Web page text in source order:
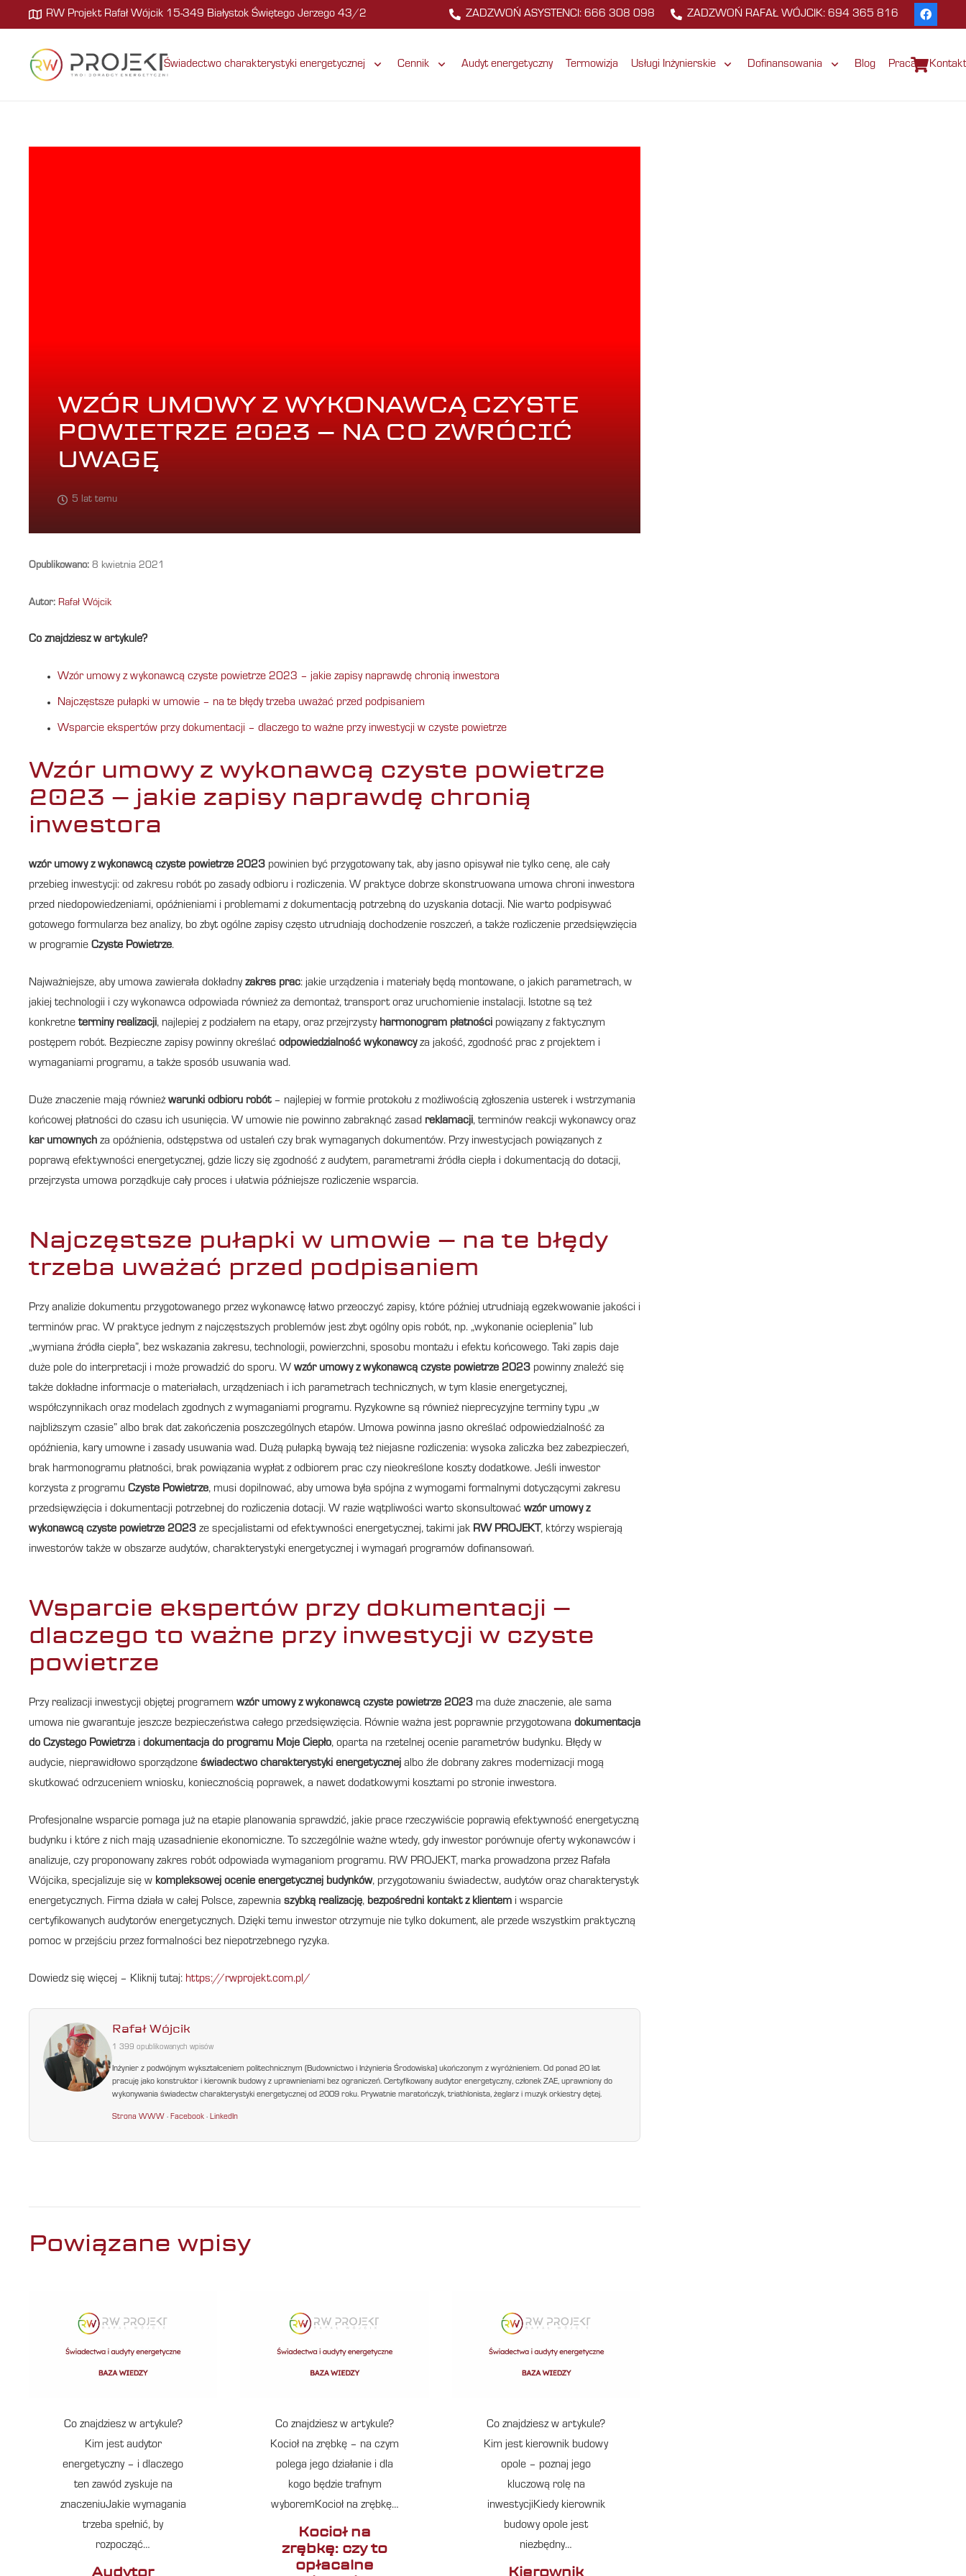
RW Projekt Rafał Wójcik 15-349 Białystok Świętego Jerzego 43/2 ZADZWOŃ ASYSTENCI: 666 308 098 ZADZWOŃ RAFAŁ WÓJCIK: 694 365 816
Świadectwo charakterystyki energetycznej Cennik Audyt energetyczny Termowizja Usługi Inżynierskie Dofinansowania Blog Praca Kontakt
WZÓR UMOWY Z WYKONAWCĄ CZYSTE
POWIETRZE 2023 – NA CO ZWRÓCIĆ
UWAGĘ
5 lat temu
Opublikowano: 8 kwietnia 2021
Autor: Rafał Wójcik
Co znajdziesz w artykule?
Wzór umowy z wykonawcą czyste powietrze 2023 – jakie zapisy naprawdę chronią inwestora
Najczęstsze pułapki w umowie – na te błędy trzeba uważać przed podpisaniem
Wsparcie ekspertów przy dokumentacji – dlaczego to ważne przy inwestycji w czyste powietrze
Wzór umowy z wykonawcą czyste powietrze
2023 – jakie zapisy naprawdę chronią
inwestora
wzór umowy z wykonawcą czyste powietrze 2023 powinien być przygotowany tak, aby jasno opisywał nie tylko cenę, ale cały
przebieg inwestycji: od zakresu robót po zasady odbioru i rozliczenia. W praktyce dobrze skonstruowana umowa chroni inwestora
przed niedopowiedzeniami, opóźnieniami i problemami z dokumentacją potrzebną do uzyskania dotacji. Nie warto podpisywać
gotowego formularza bez analizy, bo zbyt ogólne zapisy często utrudniają dochodzenie roszczeń, a także rozliczenie przedsięwzięcia
w programie Czyste Powietrze.
Najważniejsze, aby umowa zawierała dokładnyzakres prac: jakie urządzenia i materiały będą montowane, o jakich parametrach, w
jakiej technologii i czy wykonawca odpowiada również za demontaż, transport oraz uruchomienie instalacji. Istotne są też
konkretne terminy realizacji, najlepiej z podziałem na etapy, oraz przejrzysty harmonogram płatności powiązany z faktycznym
postępem robót. Bezpieczne zapisy powinny określać odpowiedzialność wykonawcyza jakość, zgodność prac z projektem i
wymaganiami programu, a także sposób usuwania wad.
Duże znaczenie mają również warunki odbioru robót– najlepiej w formie protokołu z możliwością zgłoszenia usterek i wstrzymania
końcowej płatności do czasu ich usunięcia. W umowie nie powinno zabraknąć zasad reklamacji, terminów reakcji wykonawcy oraz
kar umownych za opóźnienia, odstępstwa od ustaleń czy brak wymaganych dokumentów. Przy inwestycjach powiązanych z
poprawą efektywności energetycznej, gdzie liczy się zgodność z audytem, parametrami źródła ciepła i dokumentacją do dotacji,
przejrzysta umowa porządkuje cały proces i ułatwia późniejsze rozliczenie wsparcia.
Najczęstsze pułapki w umowie – na te błędy
trzeba uważać przed podpisaniem
Przy analizie dokumentu przygotowanego przez wykonawcę łatwo przeoczyć zapisy, które później utrudniają egzekwowanie jakości i
terminów prac. W praktyce jednym z najczęstszych problemów jest zbyt ogólny opis robót, np. „wykonanie ocieplenia” lub
„wymiana źródła ciepła”, bez wskazania zakresu, technologii, powierzchni, sposobu montażu i efektu końcowego. Taki zapis daje
duże pole do interpretacji i może prowadzić do sporu. W wzór umowy z wykonawcą czyste powietrze 2023 powinny znaleźć się
także dokładne informacje o materiałach, urządzeniach i ich parametrach technicznych, w tym klasie energetycznej,
współczynnikach oraz modelach zgodnych z wymaganiami programu. Ryzykowne są również nieprecyzyjne terminy typu „w
najbliższym czasie” albo brak dat zakończenia poszczególnych etapów. Umowa powinna jasno określać odpowiedzialność za
opóźnienia, kary umowne i zasady usuwania wad. Dużą pułapką bywają też niejasne rozliczenia: wysoka zaliczka bez zabezpieczeń,
brak harmonogramu płatności, brak powiązania wypłat z odbiorem prac czy nieokreślone koszty dodatkowe. Jeśli inwestor
korzysta z programu Czyste Powietrze, musi dopilnować, aby umowa była spójna z wymogami formalnymi dotyczącymi zakresu
przedsięwzięcia i dokumentacji potrzebnej do rozliczenia dotacji. W razie wątpliwości warto skonsultować wzór umowy z
wykonawcą czyste powietrze 2023 ze specjalistami od efektywności energetycznej, takimi jak RW PROJEKT, którzy wspierają
inwestorów także w obszarze audytów, charakterystyki energetycznej i wymagań programów dofinansowań.
Wsparcie ekspertów przy dokumentacji –
dlaczego to ważne przy inwestycji w czyste
powietrze
Przy realizacji inwestycji objętej programem wzór umowy z wykonawcą czyste powietrze 2023 ma duże znaczenie, ale sama
umowa nie gwarantuje jeszcze bezpieczeństwa całego przedsięwzięcia. Równie ważna jest poprawnie przygotowana dokumentacja
do Czystego Powietrza i dokumentacja do programu Moje Ciepło, oparta na rzetelnej ocenie parametrów budynku. Błędy w
audycie, nieprawidłowo sporządzone świadectwo charakterystyki energetycznej albo źle dobrany zakres modernizacji mogą
skutkować odrzuceniem wniosku, koniecznością poprawek, a nawet dodatkowymi kosztami po stronie inwestora.
Profesjonalne wsparcie pomaga już na etapie planowania sprawdzić, jakie prace rzeczywiście poprawią efektywność energetyczną
budynku i które z nich mają uzasadnienie ekonomiczne. To szczególnie ważne wtedy, gdy inwestor porównuje oferty wykonawców i
analizuje, czy proponowany zakres robót odpowiada wymaganiom programu. RW PROJEKT, marka prowadzona przez Rafała
Wójcika, specjalizuje się w kompleksowej ocenie energetycznej budynków, przygotowaniu świadectw, audytów oraz charakterystyk
energetycznych. Firma działa w całej Polsce, zapewnia szybką realizację, bezpośredni kontakt z klientem i wsparcie
certyfikowanych audytorów energetycznych. Dzięki temu inwestor otrzymuje nie tylko dokument, ale przede wszystkim praktyczną
pomoc w przejściu przez formalności bez niepotrzebnego ryzyka.
Dowiedz się więcej – Kliknij tutaj: https://rwprojekt.com.pl/
Rafał Wójcik
1 399 opublikowanych wpisów
Inżynier z podwójnym wykształceniem politechnicznym (Budownictwo i Inżynieria Środowiska) ukończonym z wyróżnieniem. Od ponad 20 lat
pracuję jako konstruktor i kierownik budowy z uprawnieniami bez ograniczeń. Certyfikowany audytor energetyczny, członek ZAE, uprawniony do
wykonywania świadectw charakterystyki energetycznej od 2009 roku. Prywatnie maratończyk, triathlonista, żeglarz i muzyk orkiestry dętej.
Strona WWW ·Facebook ·LinkedIn
Powiązane wpisy
Co znajdziesz w artykule?
Kim jest audytor
energetyczny – i dlaczego
ten zawód zyskuje na
znaczeniuJakie wymagania
trzeba spełnić, by
rozpocząć…
Audytor
Co znajdziesz w artykule?
Kocioł na zrębkę – na czym
polega jego działanie i dla
kogo będzie trafnym
wyboremKocioł na zrębkę…
Kocioł na
zrębkę: czy to
opłacalne
Co znajdziesz w artykule?
Kim jest kierownik budowy
opole – poznaj jego
kluczową rolę na
inwestycjiKiedy kierownik
budowy opole jest
niezbędny…
Kierownik